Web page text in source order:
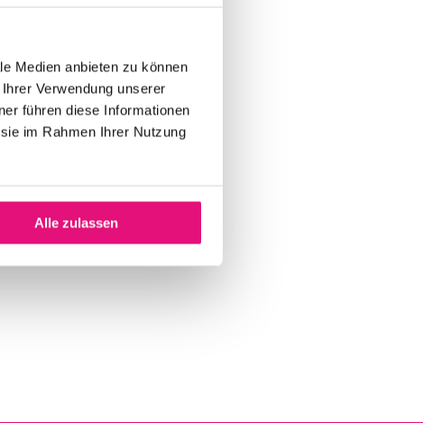
Medien anbieten zu können
Verwendung unserer
führen diese Informationen
im Rahmen Ihrer Nutzung
Alle zulassen